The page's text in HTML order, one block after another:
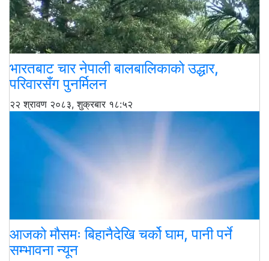
भारतबाट चार नेपाली बालबालिकाको उद्धार,
परिवारसँग पुनर्मिलन
२२ श्रावण २०८३, शुक्रबार १८:५२
आजको मौसमः बिहानैदेखि चर्को घाम, पानी पर्ने
सम्भावना न्यून